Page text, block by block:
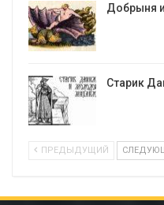
Добрыня
Старик
ПРЕДЫДУЩИЙ